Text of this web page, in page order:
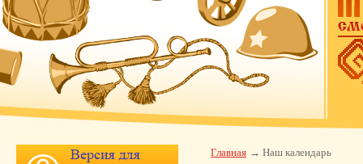
Главная Наш календарь